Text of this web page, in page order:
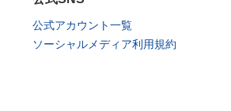
公式アカウント一覧
ソーシャルメディア利用規約